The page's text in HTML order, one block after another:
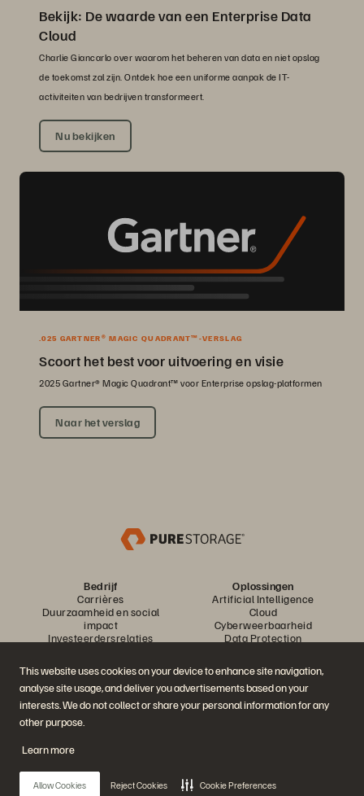
This website uses cookies on your device to enhance site navigation,
analyse site usage, and deliver you advertisements based on your
interests. We do not collect or share your personal information for any
other purpose.
Learn more
Allow Cookies Reject Cookies Cookie Preferences
Bekijk: De waarde van een Enterprise Data
Cloud
Charlie Giancarlo over waarom het beheren van data en niet opslag
de toekomst zal zijn. Ontdek hoe een uniforme aanpak de IT-
activiteiten van bedrijven transformeert.
Nu bekijken
.025 GARTNER® MAGIC QUADRANT™-VERSLAG
Scoort het best voor uitvoering en visie
2025 Gartner® Magic Quadrant™ voor Enterprise opslag-platformen
Naar het verslag
Bedrijf
Carrières
Duurzaamheid en social
impact
Investeerdersrelaties
Executive Briefing Center
Oplossingen
Artificial Intelligence
Cloud
Cyberweerbaarheid
Data Protection
Virtualisatie
Sectoren
Platform en producten
Het Everpure-platform
FlashArray
FlashBlade//EXA
Partners